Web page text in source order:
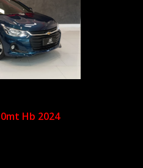
Hb 2024